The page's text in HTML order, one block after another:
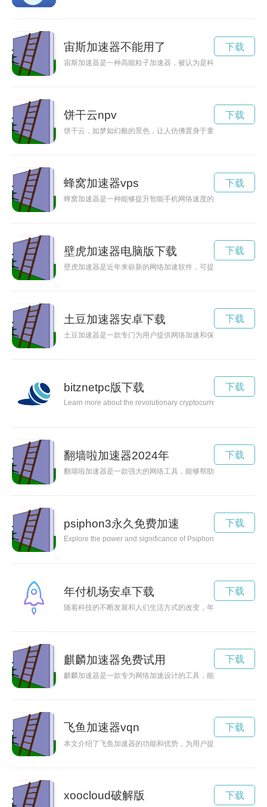
宙斯加速器不能用了
宙斯加速器是一种高能粒子加速器，被认为是科技领域的重要
下载
饼干云npv
饼干云，如梦如幻般的景色，让人仿佛置身于童话世界中。每
下载
蜂窝加速器vps
蜂窝加速器是一种能够提升智能手机网络速度的神奇装置，通
下载
壁虎加速器电脑版下载
壁虎加速器是近年来崭新的网络加速软件，可提高网络速度，
下载
土豆加速器安卓下载
土豆加速器是一款专门为用户提供网络加速和保护隐私的服务
下载
bitznetpc版下载
Learn more about the revolutionary cryptocurrency platform,
下载
翻墙啦加速器2024年
翻墙啦加速器是一款强大的网络工具，能够帮助用户快速、安
下载
psiphon3永久免费加速
Explore the power and significance of Psiphon3, a robust
下载
年付机场安卓下载
随着科技的不断发展和人们生活方式的改变，年付机场作为一
下载
麒麟加速器免费试用
麒麟加速器是一款专为网络加速设计的工具，能够有效提升网
下载
飞鱼加速器vqn
本文介绍了飞鱼加速器的功能和优势，为用户提供了畅快流畅
下载
xoocloud破解版 下载